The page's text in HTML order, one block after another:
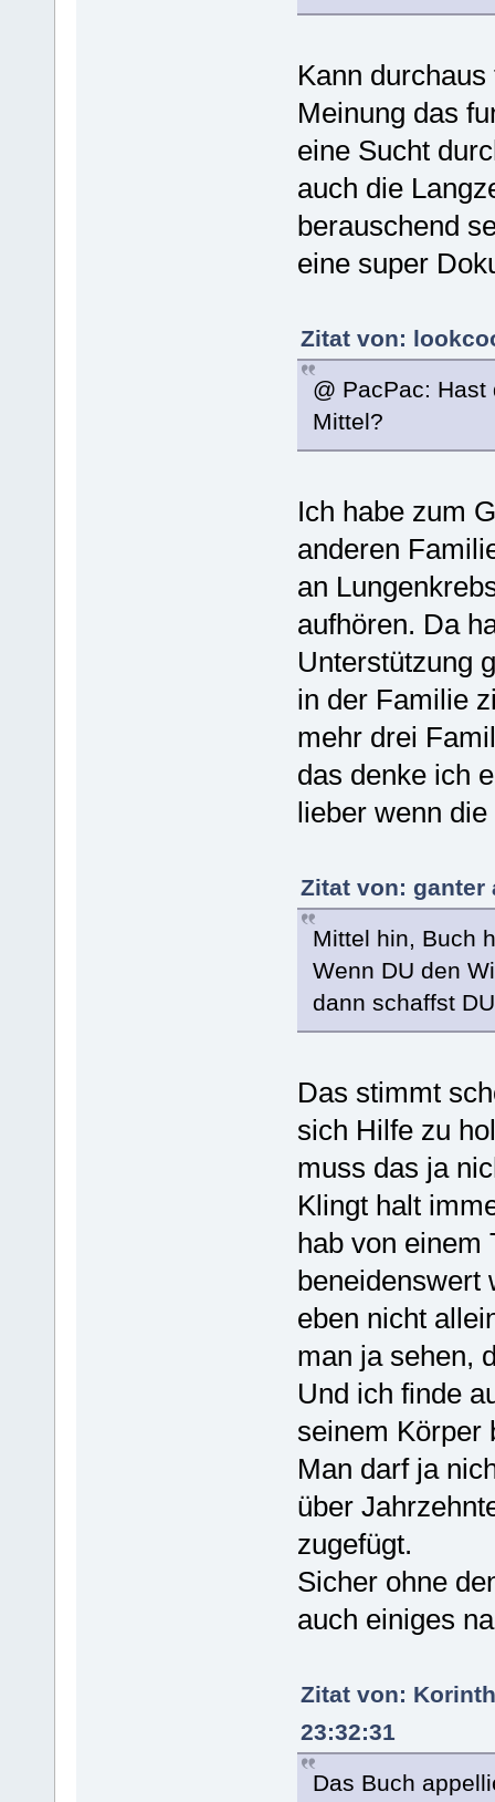
Kann
Meinung das
eine Sucht
auch die
berauschend
eine super
Zitat von:
@ PacPac:
Mittel?
Ich habe zum
anderen
an
aufhören. Da
Unterstützung
in der Familie
mehr drei
das denke ich
lieber wenn
Zitat von: ganter
Mittel hin, Buch
Wenn DU den
dann schaffst
Das stimmt
sich Hilfe zu
muss das ja
Klingt halt
hab von einem
beneidenswert
eben nicht
man ja sehen,
Und ich finde
seinem Körper
Man darf ja
über
zugefügt.
Sicher ohne
auch einiges
Zitat von:
23:32:31
Das Buch